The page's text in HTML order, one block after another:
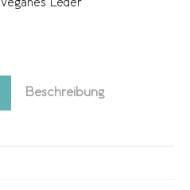
Veganes Leder
Beschreibung